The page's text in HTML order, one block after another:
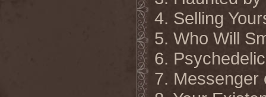
4. Selling
5. Who Will
6.
7. Messenger